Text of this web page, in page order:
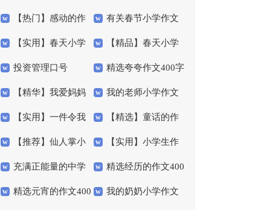
字三篇
【热门】感动的作
文400字5篇
有关春节小学作文
锦集7篇
【实用】春天小学
作文300字3篇
【精品】春天小学
作文400字三篇
投资管理口号 精选夸夸作文400字
4篇
【精华】我爱妈妈
小学作文4篇
我的老师小学作文
300字3篇
【实用】一件令我
感动的事作文300字4篇
【精选】童话的作
文300字合集五篇
【推荐】仙人掌小
学作文6篇
【实用】小学生作
文300字6篇
充满正能量的中学
生励志口号
精选经历的作文400
字3篇
精选元宵的作文400 我的奶奶小学作文